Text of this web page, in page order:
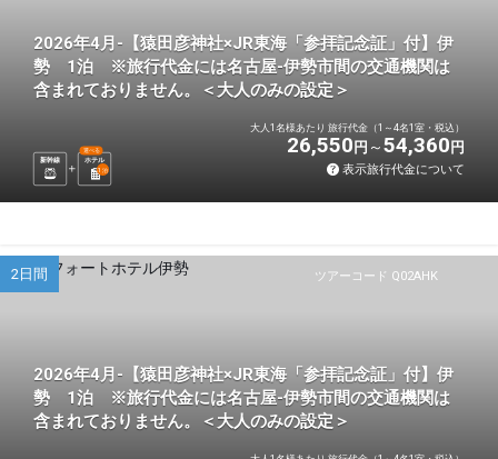
2026年4月-【猿田彦神社×JR東海「参拝記念証」付】伊
勢 1泊 ※旅行代金には名古屋-伊勢市間の交通機関は
含まれておりません。＜大人のみの設定＞
新幹線 ホテル
選べる
1 泊
大人1名様あたり 旅行代金（1～4名1室・税込）
26,550 円 54,360 円
表示旅行代金について
ツアーコード Q02AHK
2日間
2026年4月-【猿田彦神社×JR東海「参拝記念証」付】伊
勢 1泊 ※旅行代金には名古屋-伊勢市間の交通機関は
含まれておりません。＜大人のみの設定＞